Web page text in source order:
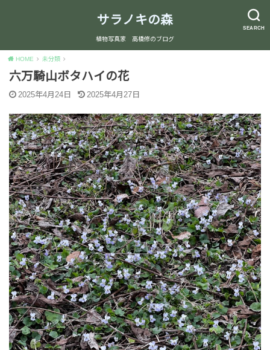
SEARCH
サラノキの森
植物写真家 高橋修のブログ
HOME 未分類
六万騎山ボタハイの花
2025年4月24日 2025年4月27日